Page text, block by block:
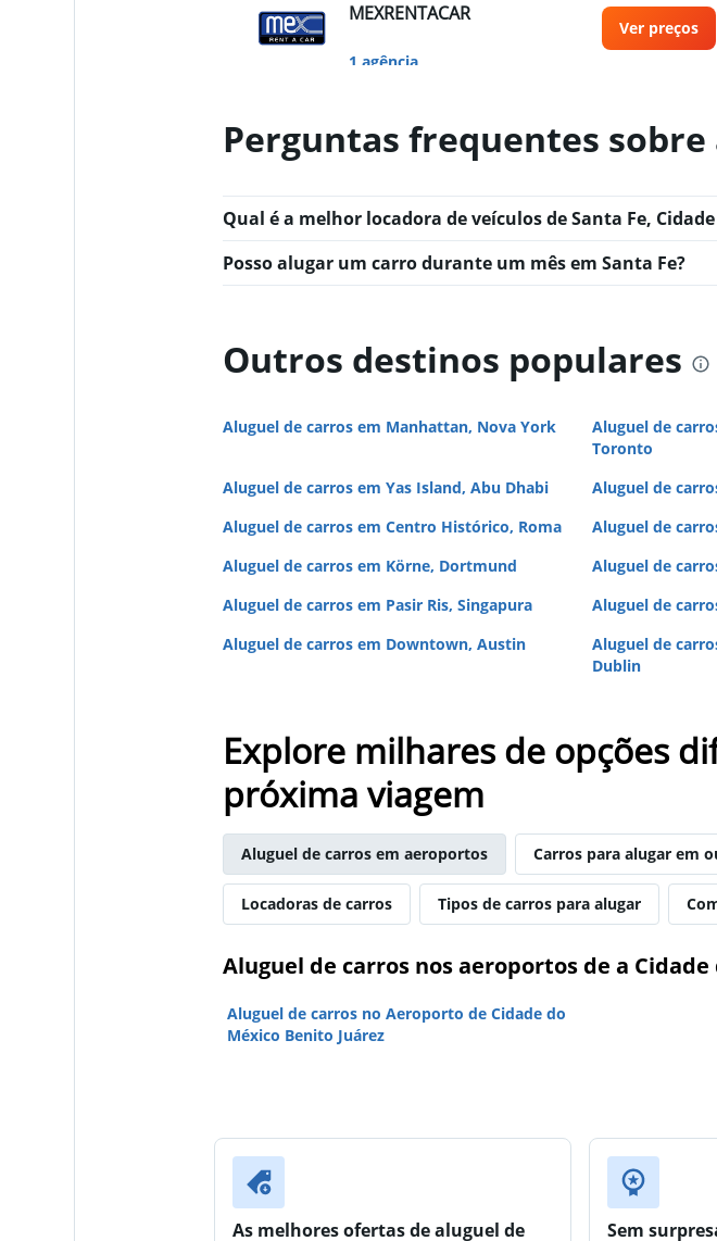
MEXRENTACAR
1 agência
Ver preços
GREEN MOTION
1 agência
1 agência
Dollar
1 agência
Ver preços
Ver preços
Perguntas frequentes
Qual é a melhor locadora de veículos de Santa Fe,
Posso alugar um carro durante um mês em Santa Fe?
Outros destinos populares
Aluguel de carros em Manhattan, Nova York
Aluguel de
Toronto
Aluguel de carros em Yas Island, Abu Dhabi Aluguel de
Aluguel de carros em Centro Histórico, Roma
Aluguel de
Aluguel de carros em Körne, Dortmund
Aluguel de
Aluguel de carros em Pasir Ris, Singapura
Aluguel de
Aluguel de carros em Downtown, Austin
Aluguel de
Dublin
Explore milhares de opções
próxima viagem
Aluguel de carros em aeroportos Carros para alugar em
Locadoras de carros Tipos de carros para alugar
Aluguel de carros nos aeroportos de a Cidade
Aluguel de carros no Aeroporto de Cidade do
México Benito Juárez
As melhores ofertas de aluguel de Sem